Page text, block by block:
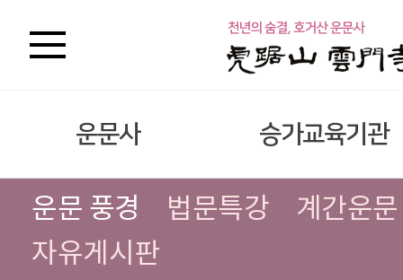
운문사 승가교육기관
운문 풍경 법문특강
계간운문
자유게시판